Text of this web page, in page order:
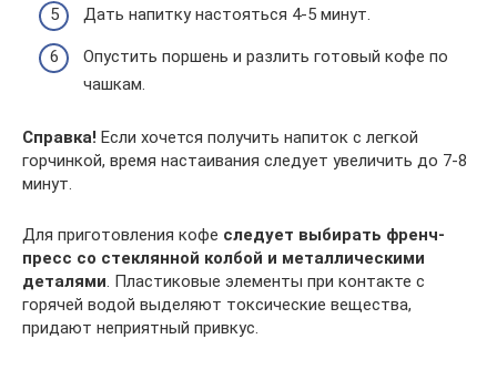
Дать напитку настояться 4-5 минут.
Опустить поршень и разлить готовый кофе по
чашкам.
Справка! Если хочется получить напиток с легкой
горчинкой, время настаивания следует увеличить до 7-8
минут.
Для приготовления кофе следует выбирать френч-
пресс со стеклянной колбой и металлическими
деталями. Пластиковые элементы при контакте с
горячей водой выделяют токсические вещества,
придают неприятный привкус.